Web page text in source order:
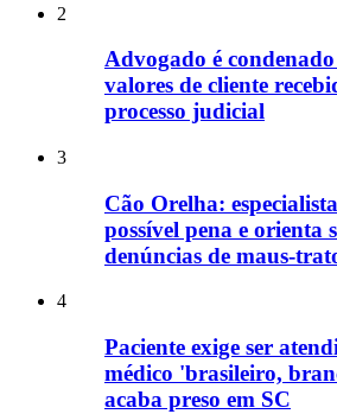
2
Advogado é
valores de cliente
processo judicial
3
Cão Orelha:
possível pena e orienta
denúncias de maus-
4
Paciente exige ser
médico 'brasileiro,
acaba preso em SC